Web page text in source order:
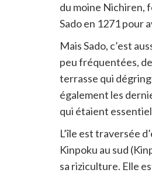
du moine Nichiren,
Sado en 1271 pour
Mais Sado, c’est
peu fréquentées,
terrasse qui
également les
qui étaient
L’île est traversée
Kinpoku au sud
sa riziculture. Elle